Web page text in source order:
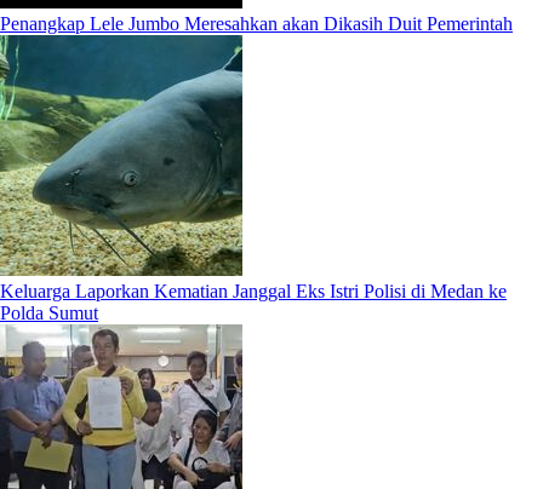
Penangkap Lele Jumbo Meresahkan akan Dikasih Duit Pemerintah
Keluarga Laporkan Kematian Janggal Eks Istri Polisi di Medan ke
Polda Sumut